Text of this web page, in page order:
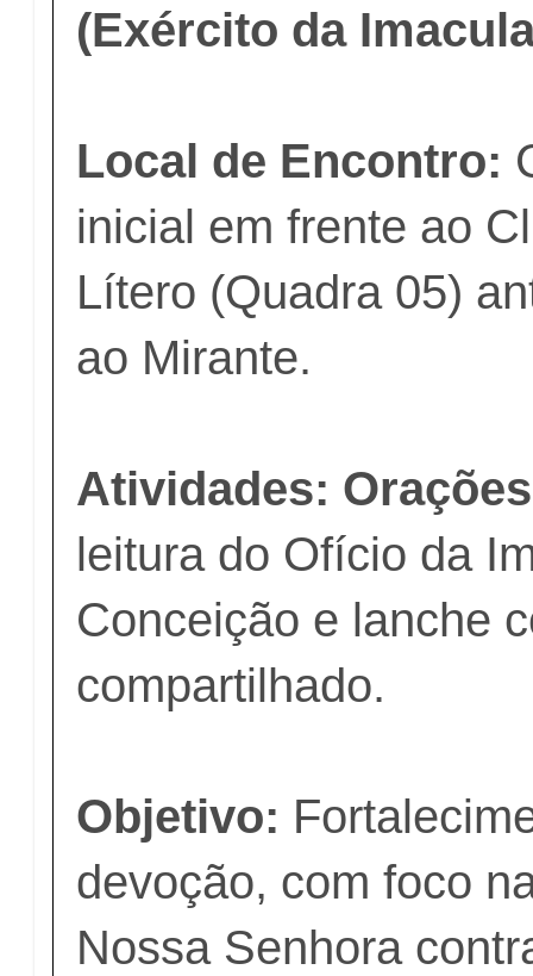
(Exército da
Local de Encontro:
inicial em frente ao
Lítero (Quadra 05)
ao Mirante.
Atividades: Orações
leitura do Ofício da
Conceição e lanche
compartilhado.
Objetivo:
devoção, com foco
Nossa Senhora